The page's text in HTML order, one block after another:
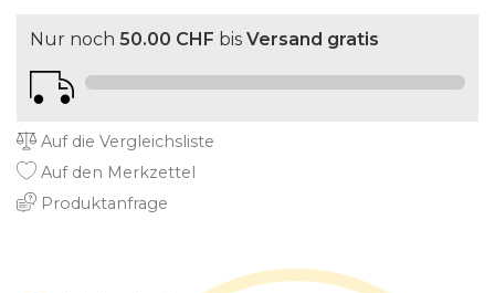
Nur noch 50.00 CHF bis Versand gratis
Auf die Vergleichsliste
Auf den Merkzettel
Produktanfrage